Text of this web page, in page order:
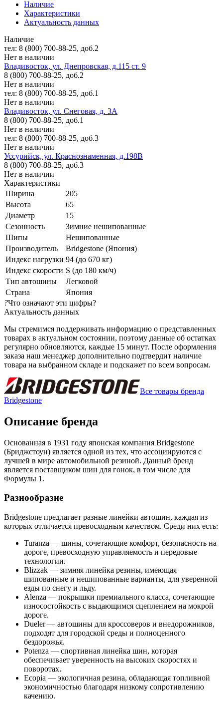
Наличие
Характеристики
Актуальность данных
Наличие
тел: 8 (800) 700-88-25, доб.2
Нет в наличии
Владивосток, ул. Днепровская, д.115 ст. 9
8 (800) 700-88-25, доб.2
Нет в наличии
тел: 8 (800) 700-88-25, доб.1
Нет в наличии
Владивосток, ул. Снеговая, д. 3А
8 (800) 700-88-25, доб.1
Нет в наличии
тел: 8 (800) 700-88-25, доб.3
Нет в наличии
Уссурийск, ул. Краснознаменная, д.198В
8 (800) 700-88-25, доб.3
Нет в наличии
Характеристики
Ширина
205
Высота
65
Диаметр
15
Сезонность
Зимние нешипованные
Шипы
Нешипованные
Производитель
Bridgestone (Япония)
Индекс нагрузки 94 (до 670 кг)
Индекс скорости S (до 180 км/ч)
Тип автошины
Легковой
Страна
Япония
?Что означают эти цифры?
Актуальность данных
Мы стремимся поддерживать информацию о представленных
товарах в актуальном состоянии, поэтому данные об остатках
регулярно обновляются, каждые 15 минут. После оформления
заказа наш менеджер дополнительно подтвердит наличие
товара на выбранном складе и подскажет по всем вопросам.
Все товары бренда
Bridgestone
Описание бренда
Основанная в 1931 году японская компания Bridgestone
(Бриджстоун) является одной из тех, что ассоциируются с
лучшей в мире автомобильной резиной. Данный бренд
является поставщиком шин для гонок, в том числе для
Формулы 1.
Разнообразие
Bridgestone предлагает разные линейки автошин, каждая из
которых отличается превосходным качеством. Среди них есть:
Turanza — шины, сочетающие комфорт, безопасность на
дороге, превосходную управляемость и передовые
технологии.
Blizzak — зимняя линейка резины, имеющая
шипованные и нешипованные варианты, для уверенной
езды по снегу и льду.
Alenza — покрышки премиального класса, сочетающие
износостойкость с выдающимся сцеплением на мокрой
дороге.
Dueler — автошины для кроссоверов и внедорожников,
подходят для городской среды и полноценного
бездорожья.
Potenza — спортивная линейка шин, которая
обеспечивает уверенность на высоких скоростях и
поворотах.
Ecopia — экологичная резина, обладающая топливной
экономичностью благодаря низкому сопротивлению
качению.